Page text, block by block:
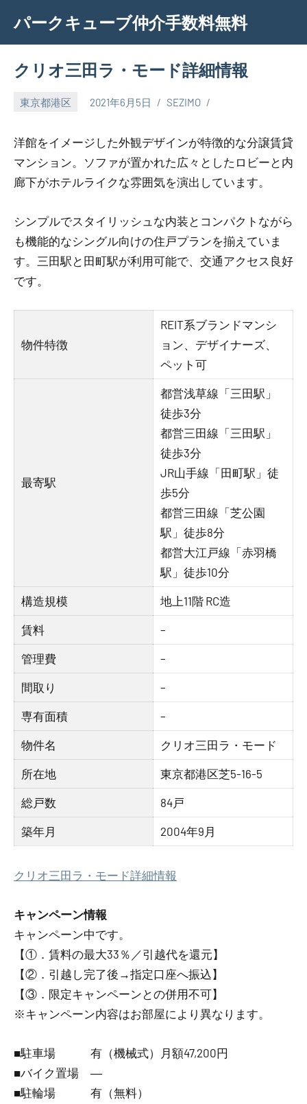
content
パークキューブ仲介手数料無料
クリオ三田ラ・モード詳細情報
東京都港区 2021年6月5日 SEZIMO
洋館をイメージした外観デザインが特徴的な分譲賃貸
マンション。ソファが置かれた広々としたロビーと内
廊下がホテルライクな雰囲気を演出しています。
シンプルでスタイリッシュな内装とコンパクトながら
も機能的なシングル向けの住戸プランを揃えていま
す。三田駅と田町駅が利用可能で、交通アクセス良好
です。
物件特徴
REIT系ブランドマンシ
ョン、デザイナーズ、
ペット可
最寄駅
都営浅草線「三田駅」
徒歩3分
都営三田線「三田駅」
徒歩3分
JR山手線「田町駅」徒
歩5分
都営三田線「芝公園
駅」徒歩8分
都営大江戸線「赤羽橋
駅」徒歩10分
構造規模 地上11階 RC造
賃料 –
管理費 –
間取り –
専有面積 –
物件名 クリオ三田ラ・モード
所在地 東京都港区芝5-16-5
総戸数 84戸
築年月 2004年9月
クリオ三田ラ・モード詳細情報
キャンペーン情報
キャンペーン中です。
【①．賃料の最大33％／引越代を還元】
【②．引越し完了後→指定口座へ振込】
【③．限定キャンペーンとの併用不可】
※キャンペーン内容はお部屋により異なります。
■駐車場 有（機械式）月額47,200円
■バイク置場 ―
■駐輪場 有（無料）